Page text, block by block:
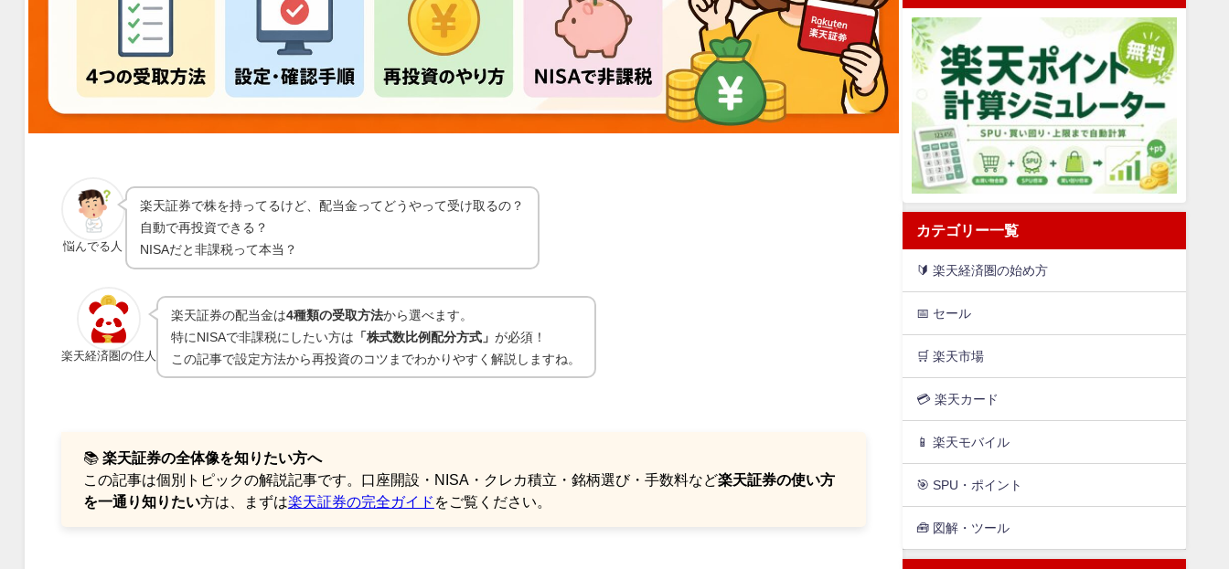
悩んでる人
楽天証券で株を持ってるけど、配当金ってどうやって受け取るの？
自動で再投資できる？
NISAだと非課税って本当？
楽天経済圏の住人
楽天証券の配当金は4種類の受取方法から選べます。
特にNISAで非課税にしたい方は 「株式数比例配分方式」が必須！
この記事で設定方法から再投資のコツまでわかりやすく解説しますね。
📚 楽天証券の全体像を知りたい方へ
この記事は個別トピックの解説記事です。口座開設・NISA・クレカ積立・銘柄選び・手数料など楽天証券の使い方
を一通り知りたい方は、まずは楽天証券の完全ガイド をご覧ください。
カテゴリー一覧
🔰 楽天経済圏の始め方
📅 セール
🛒 楽天市場
💳️ 楽天カード
📱 楽天モバイル
🎯 SPU・ポイント
🧰 図解・ツール